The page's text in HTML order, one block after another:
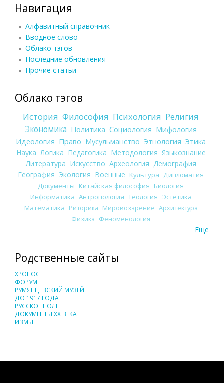
Навигация
Алфавитный справочник
Вводное слово
Облако тэгов
Последние обновления
Прочие статьи
Облако тэгов
История Философия Психология Религия
Экономика Политика Социология Мифология
Идеология Право Мусульманство Этнология Этика
Наука Логика Педагогика Методология Языкознание
Литература Искусство Археология Демография
География Экология Военные Культура
Дипломатия
Документы Китайская философия Биология
Информатика Антропология Теология Эстетика
Математика Риторика Мировоззрение Архитектура
Физика Феноменология
Еще
Родственные сайты
ХРОНОС
ФОРУМ
РУМЯНЦЕВСКИЙ МУЗЕЙ
ДО 1917 ГОДА
РУССКОЕ ПОЛЕ
ДОКУМЕНТЫ XX ВЕКА
ИЗМЫ